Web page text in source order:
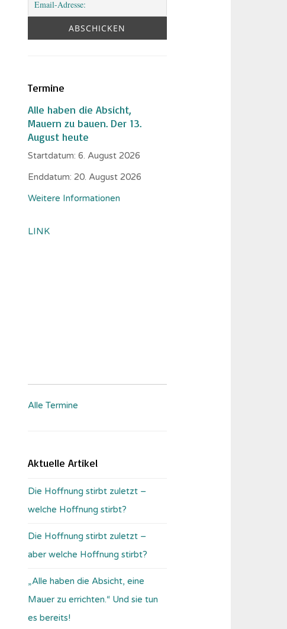
Termine
Alle haben die Absicht,
Mauern zu bauen. Der 13.
August heute
Startdatum:6. August 2026
Enddatum: 20. August 2026
Weitere Informationen
LINK
Alle Termine
Aktuelle Artikel
Die Hoffnung stirbt zuletzt –
welche Hoffnung stirbt?
Die Hoffnung stirbt zuletzt –
aber welche Hoffnung stirbt?
„Alle haben die Absicht, eine
Mauer zu errichten.“ Und sie tun
es bereits!